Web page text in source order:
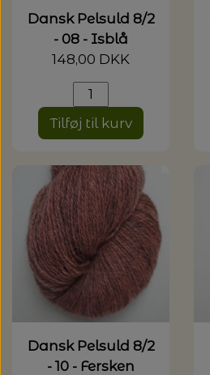
Dansk Pelsuld 8/2
- 08 - Isblå
148,00 DKK
Tilføj til kurv
Dansk Pelsuld 8/2
- 10 - Fersken